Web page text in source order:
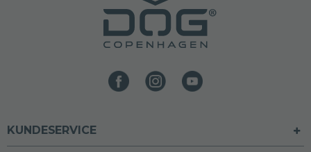
KUNDESERVICE